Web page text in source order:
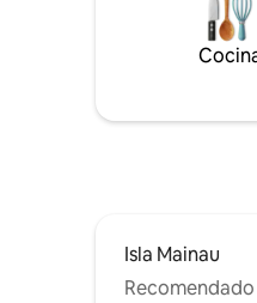
llega hasta
es elegante,
con muebles de
Editar
Isla Mainau